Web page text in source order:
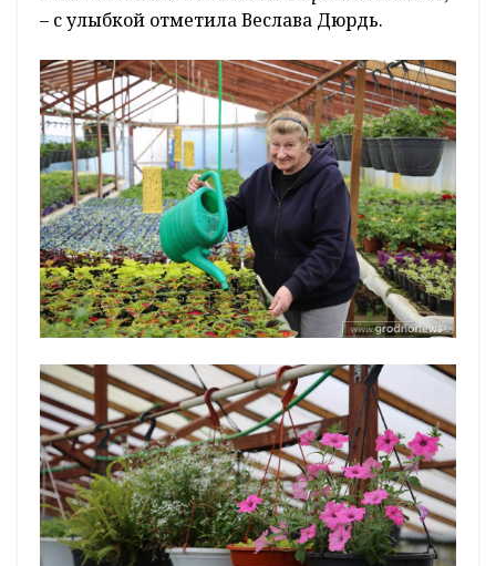
– с улыбкой отметила Веслава Дюрдь.